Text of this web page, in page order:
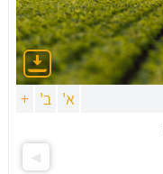
א' ב' +